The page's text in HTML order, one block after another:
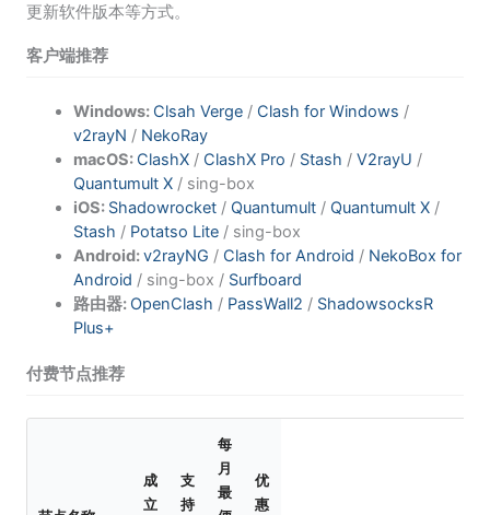
更新软件版本等方式。
客户端推荐
Windows: Clsah Verge / Clash for Windows /
v2rayN / NekoRay
macOS: ClashX / ClashX Pro / Stash /V2rayU /
Quantumult X / sing-box
iOS: Shadowrocket / Quantumult / Quantumult X /
Stash / Potatso Lite / sing-box
Android:v2rayNG / Clash for Android / NekoBox for
Android / sing-box / Surfboard
路由器: OpenClash / PassWall2 / ShadowsocksR
Plus+
付费节点推荐
成
立
支
持
每
月
最
优
惠